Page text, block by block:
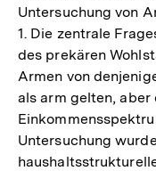
Untersuchung von
1. Die zentrale
des prekären
Armen von
als arm gelten, aber
Untersuchung